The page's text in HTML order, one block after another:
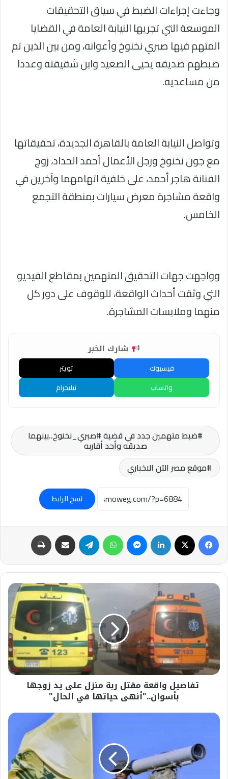
وجاءت إجراءات الضبط في سياق التحقيقات
الموسعة التي تجريها النيابة العامة في القضايا
المتهم فيها صبري نخنوخ وأعوانه، ومن بين الذين تم
ضبطهم صديقه يحيى الصعيد وابن شقيقته وعددا
من مساعديه.
وتواصل النيابة العامة بالقاهرة الجديدة، تحقيقاتها
مع جون نخنوخ ورجل الأعمال أحمد الحداد، زوج
الفنانة هاجر أحمد، على خلفية اتهامهما وآخرين في
واقعة مشاجرة معرض سيارات بمنطقة التجمع
الخامس.
وواجهت جهات التحقيق المتهمين بمقاطع الفيديو
التي وثقت أحداث الواقعة، للوقوف على دور كل
منهما وملابسات المشاجرة.
شارك الخبر
فيسبوك
تويتر
واتساب
تيليجرام
ضبط متهمين جدد في قضية #صبري_نخنوخ..بينهما
صديقه وأحد أقاربه
موقع مصر الآن الاخباري
نسخ الرابط
فيسبوك لينكدإن ماسنجر واتساب تيلقرام مشاركة عبر البريد
تفاصيل
منزل
زوجها
بأسوان.."أنهى
تفاصيل واقعة مقتل ربة منزل على يد زوجها
بأسوان.."أنهى حياتها في الحال"
#حزب
استهداف